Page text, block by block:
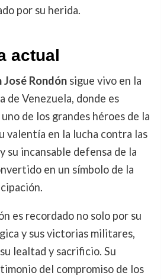
por su herida.
actual
José Rondónsigue vivo en la
de Venezuela, donde es
de los grandes héroes de la
valentía en la lucha contra las
su incansable defensa de la
en un símbolo de la
es recordado no solo por su
y sus victorias militares,
lealtad y sacrificio. Su
del compromiso de los